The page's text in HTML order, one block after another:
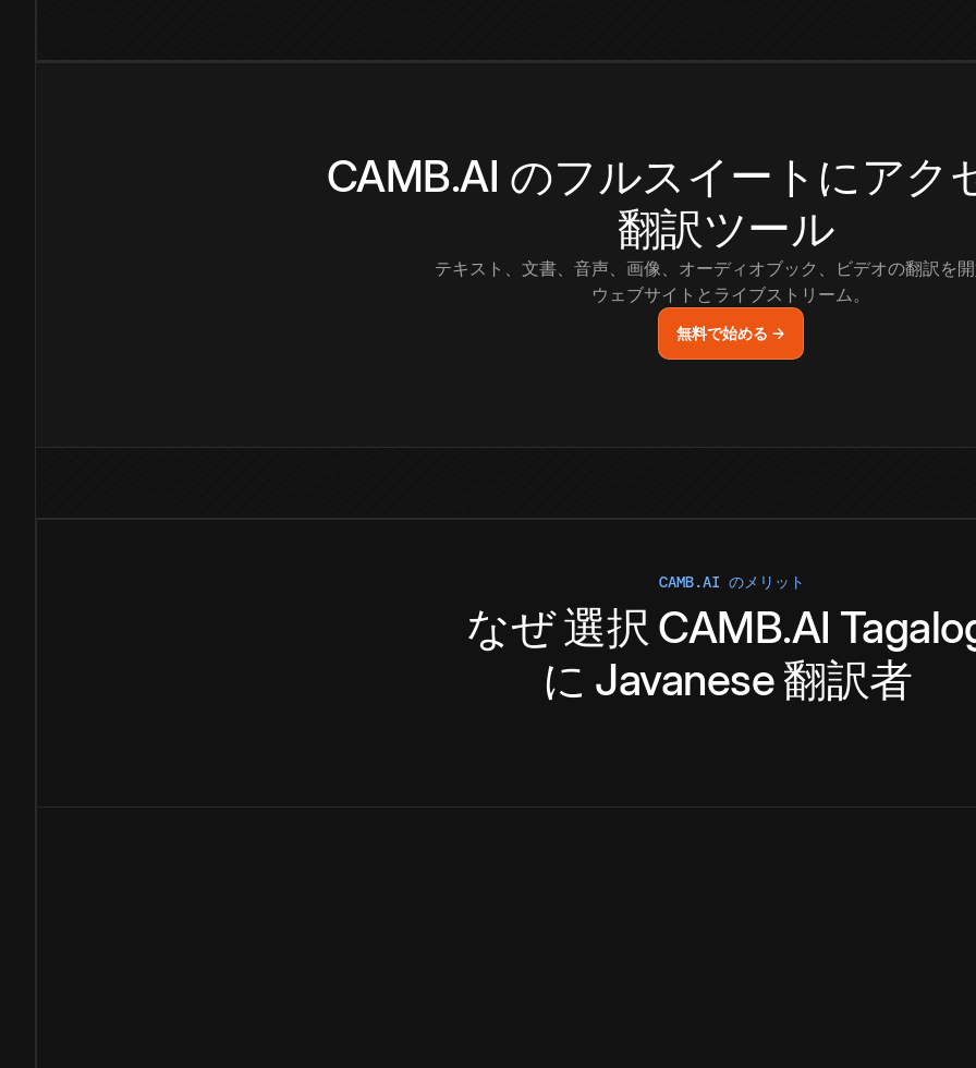
CAMB.AI のフルスイートにアク
翻訳ツール
テキスト、文書、音声、画像、オーディオブック、ビデオの翻訳を
ウェブサイトとライブストリーム。
無料で始める →
CAMB.AI のメリット
なぜ選択 CAMB.AI
に Javanese翻訳者